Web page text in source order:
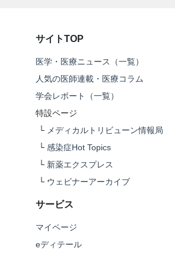
サイトTOP
医学・医療ニュース（一覧）
人気の医師連載・医療コラム
学会レポート（一覧）
特設ページ
└ メディカルトリビューン情報局
└ 感染症Hot Topics
└ 新薬エクスプレス
└ ウェビナーアーカイブ
サービス
マイページ
eディテール